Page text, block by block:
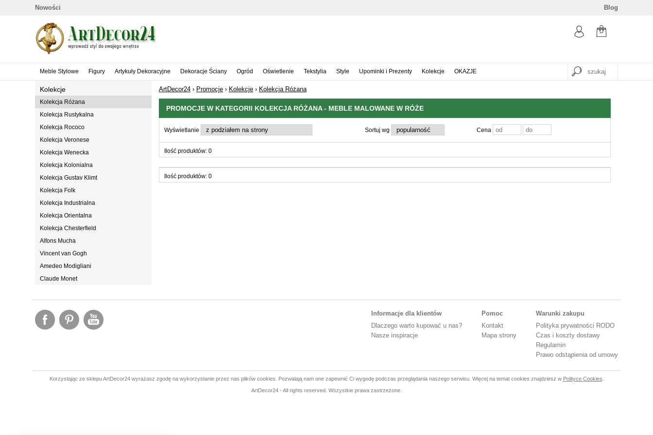
Nowości Blog
Meble Stylowe Figury Artykuły Dekoracyjne Dekoracje Ściany Ogród Oświetlenie Tekstylia Style Upominki i Prezenty Kolekcje OKAZJE
Kolekcje
Kolekcja Różana
Kolekcja Rustykalna
Kolekcja Rococo
Kolekcja Veronese
Kolekcja Wenecka
Kolekcja Kolonialna
Kolekcja Gustav Klimt
Kolekcja Folk
Kolekcja Industrialna
Kolekcja Orientalna
Kolekcja Chesterfield
Alfons Mucha
Vincent van Gogh
Amedeo Modigliani
Claude Monet
ArtDecor24 › Promocje › Kolekcje › Kolekcja Różana
PROMOCJE W KATEGORII KOLEKCJA RÓŻANA - MEBLE MALOWANE W RÓŻE
Wyświetlanie Sortuj wg Cena
Ilość produktów: 0
Ilość produktów: 0
Informacje dla klientów
Dlaczego warto kupować u nas?
Nasze inspiracje
Pomoc
Kontakt
Mapa strony
Warunki zakupu
Polityka prywatności RODO
Czas i koszty dostawy
Regulamin
Prawo odstąpienia od umowy
Korzystając ze sklepu ArtDecor24 wyrażasz zgodę na wykorzystanie przez nas plików cookies. Pozwalają nam one zapewnić Ci wygodę podczas przeglądania naszego serwisu. Więcej na temat cookies znajdziesz w Polityce Cookies
ArtDecor24 - All rights reserved. Wszystkie prawa zastrzeżone.